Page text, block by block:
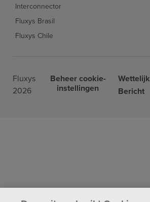
Interconnector
Fluxys Brasil
Fluxys Chile
Fluxys
2026
Beheer cookie-
instellingen
Wettelijk
Bericht